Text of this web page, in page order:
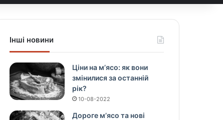
Інші новини
Ціни на м’ясо: як вони
змінилися за останній
рік?
10-08-2022
Дороге м’ясо та нові